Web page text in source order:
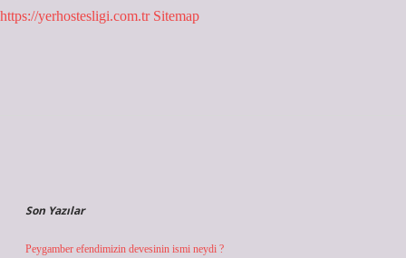
https://yerhostesligi.com.tr Sitemap
Son Yazılar
Peygamber efendimizin devesinin ismi neydi ?